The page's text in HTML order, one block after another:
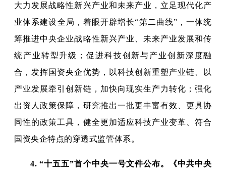
大力发展战略性新兴产业和未来产业，立足现代化产
业体系建设全局，着眼开辟增长“第二曲线”，一体统
筹推进中央企业战略性新兴产业、未来产业发展和传
统产业转型升级；促进科技创新与产业创新深度融
合，发挥国资央企优势，以科技创新重塑产业链、以
产业发展牵引创新链，加快向现实生产力转化；强化
出资人政策保障，研究推出一批更丰富有效、更具协
同性的政策工具，健全更加适应科技产业变革、符合
国资央企特点的穿透式监管体系。
4.“十五五”首个中央一号文件公布。《中共中央